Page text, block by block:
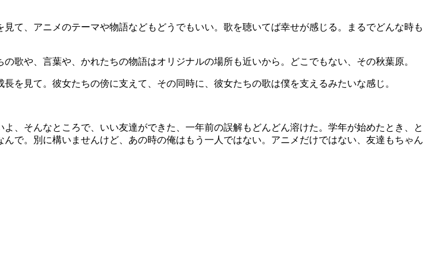
て、アニメのテーマや物語などもどうでもいい。歌を聴いてば幸せが感じる。まるでどんな時も
歌や、言葉や、かれたちの物語はオリジナルの場所も近いから。どこでもない、その秋葉原。
を見て。彼女たちの傍に支えて、その同時に、彼女たちの歌は僕を支えるみたいな感じ。
、そんなところで、いい友達ができた、一年前の誤解もどんどん溶けた。学年が始めたとき、と
で。別に構いませんけど、あの時の俺はもう一人ではない。アニメだけではない、友達もちゃん